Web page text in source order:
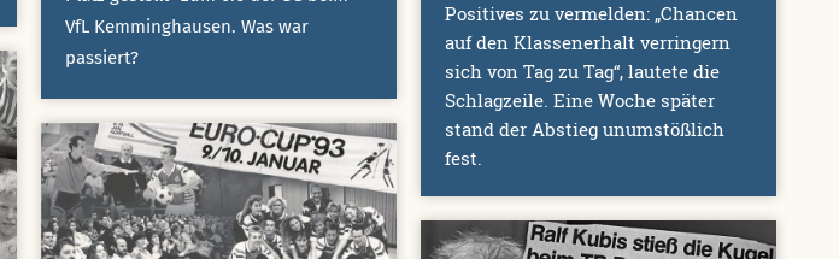
VfL Kemminghausen. Was war
passiert?
Positives zu vermelden: „Chancen
auf den Klassenerhalt verringern
sich von Tag zu Tag“, lautete die
Schlagzeile. Eine Woche später
stand der Abstieg unumstößlich
fest.